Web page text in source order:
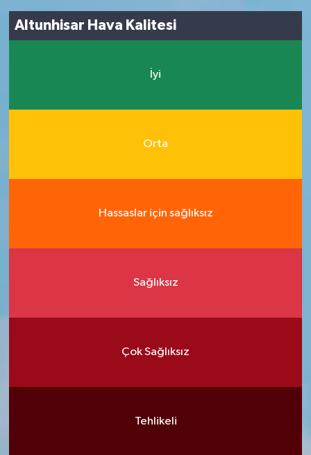
Altunhisar Hava Kalitesi
İyi
Orta
Hassaslar için sağlıksız
Sağlıksız
Çok Sağlıksız
Tehlikeli